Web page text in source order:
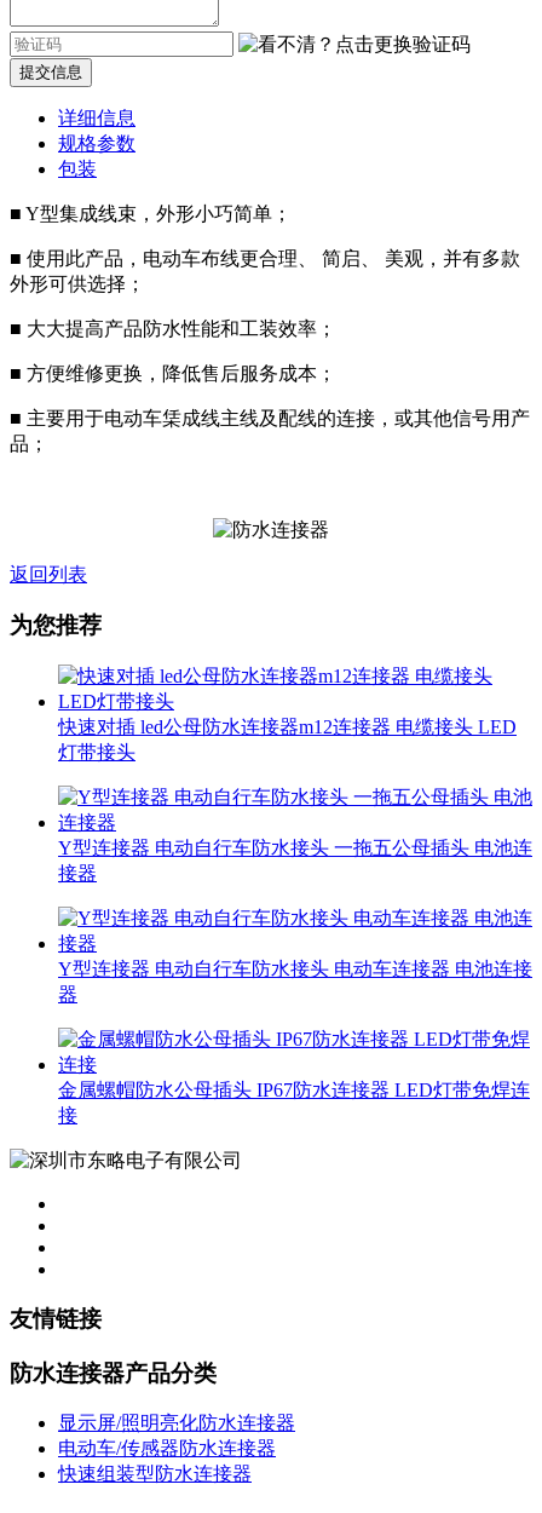
提交信息
详细信息
规格参数
包装
■ Y型集成线束，外形小巧简单；
■ 使用此产品，电动车布线更合理、 简启、 美观，并有多款
外形可供选择；
■ 大大提高产品防水性能和工装效率；
■ 方便维修更换，降低售后服务成本；
■ 主要用于电动车栠成线主线及配线的连接，或其他信号用产
品；
返回列表
为您推荐
快速对插 led公母防水连接器m12连接器 电缆接头 LED
灯带接头
Y型连接器 电动自行车防水接头 一拖五公母插头 电池连
接器
Y型连接器 电动自行车防水接头 电动车连接器 电池连接
器
金属螺帽防水公母插头 IP67防水连接器 LED灯带免焊连
接
友情链接
防水连接器产品分类
显示屏/照明亮化防水连接器
电动车/传感器防水连接器
快速组装型防水连接器